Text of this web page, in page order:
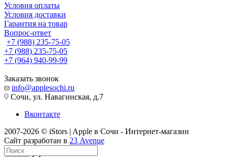
Условия оплаты
Условия доставки
Гарантия на товар
Вопрос-ответ
+7 (988) 235-75-05
+7 (988) 235-75-05
+7 (964) 940-99-99
Заказать звонок
info@applesochi.ru
Сочи, ул. Навагинская, д.7
Вконтакте
2007-2026 © iStors | Apple в Сочи - Интернет-магазин
Сайт разработан в 23 Avenue